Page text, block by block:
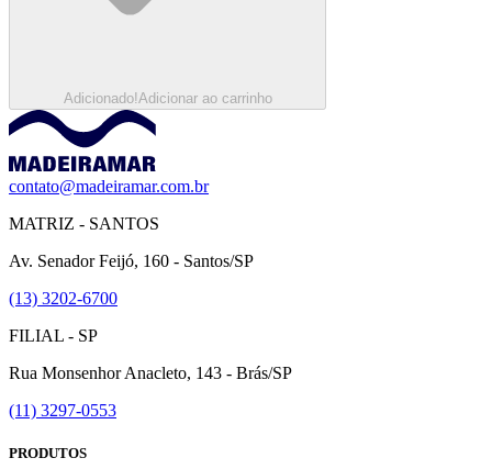
Adicionado!Adicionar ao carrinho
contato@madeiramar.com.br
MATRIZ - SANTOS
Av. Senador Feijó, 160 - Santos/SP
(13) 3202-6700
FILIAL - SP
Rua Monsenhor Anacleto, 143 - Brás/SP
(11) 3297-0553
PRODUTOS